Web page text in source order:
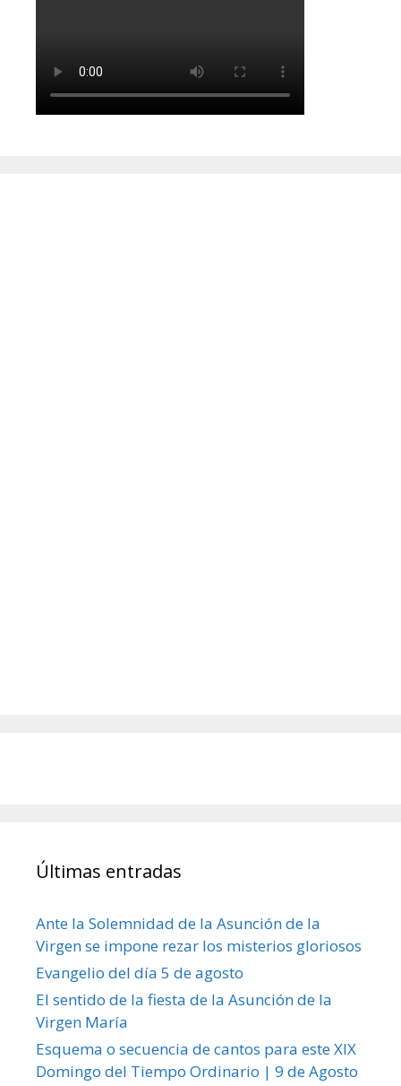
Últimas entradas
Ante la Solemnidad de la Asunción de la
Virgen se impone rezar los misterios gloriosos
Evangelio del día 5 de agosto
El sentido de la fiesta de la Asunción de la
Virgen María
Esquema o secuencia de cantos para este XIX
Domingo del Tiempo Ordinario | 9 de Agosto